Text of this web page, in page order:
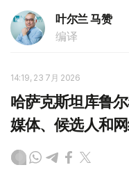
叶尔兰 马赞
编译
14:19, 23 7月 2026
哈萨克斯坦库鲁
媒体、候选人和